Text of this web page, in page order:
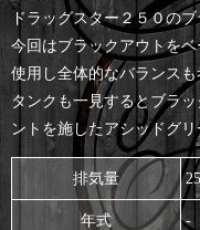
ドラッグスター２５０の
今回はブラックアウトを
使用し全体的なバランス
タンクも一見するとブラ
ントを施したアシッドグ
排気量
年式 -